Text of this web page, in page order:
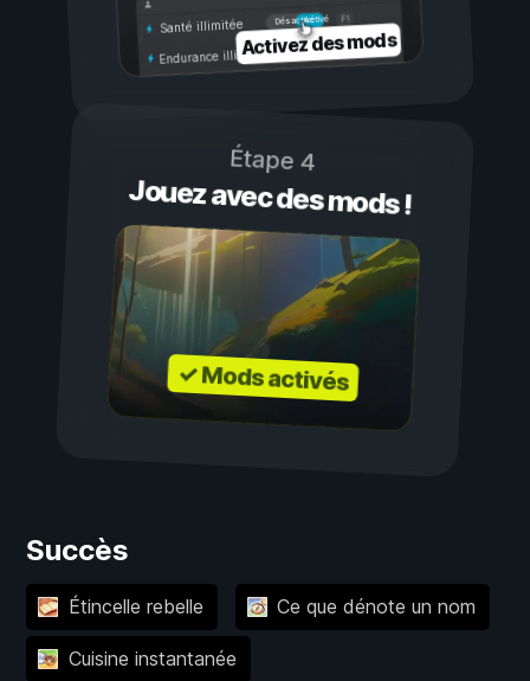
Activé
Désactivé
Santé illimitée
Endurance illimitéeActivez des mods
Étape 4
Jouez avec des mods !
✓ Mods activés
Succès
Étincelle rebelle Ce que dénote un nom
Cuisine instantanée